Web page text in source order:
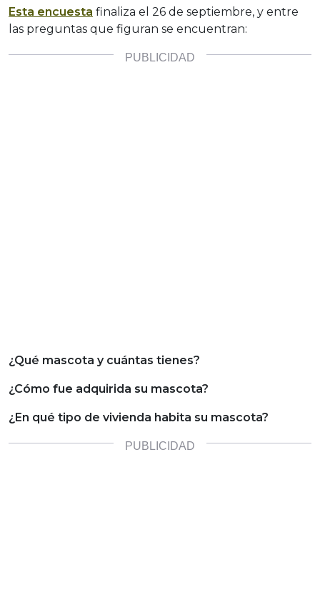
Esta encuesta finaliza el 26 de septiembre, y entre
las preguntas que figuran se encuentran:
¿Qué mascota y cuántas tienes?
¿Cómo fue adquirida su mascota?
¿En qué tipo de vivienda habita su mascota?